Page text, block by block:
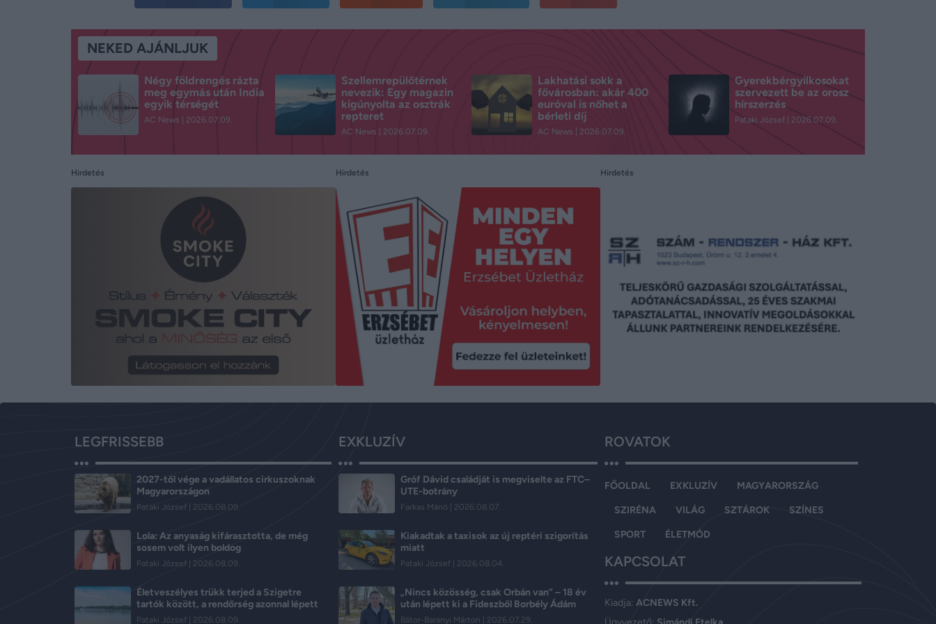
NEKED AJÁNLJUK
Négy földrengés rázta
meg egymás után India
egyik térségét
AC News 2026.07.09.
Szellemrepülőtérnek
nevezik: Egy magazin
kigúnyolta az osztrák
repteret
AC News 2026.07.09.
Lakhatási sokk a
fővárosban: akár 400
euróval is nőhet a
bérleti díj
AC News 2026.07.09.
Gyerekbérgyilkosokat
szervezett be az orosz
hírszerzés
Pataki József 2026.07.09.
Hirdetés Hirdetés Hirdetés
LEGFRISSEBB
2027-től vége a vadállatos cirkuszoknak
Magyarországon
Pataki József 2026.08.09.
Lola: Az anyaság kifárasztotta, de még
sosem volt ilyen boldog
Pataki József 2026.08.09.
Életveszélyes trükk terjed a Szigetre
tartók között, a rendőrség azonnal lépett
Pataki József 2026.08.09.
EXKLUZÍV
Gróf Dávid családját is megviselte az FTC–
UTE-botrány
Farkas Márió 2026.08.07.
Kiakadtak a taxisok az új reptéri szigorítás
miatt
Pataki József 2026.08.04.
„Nincs közösség, csak Orbán van” – 18 év
után lépett ki a Fideszből Borbély Ádám
Bátor-Baranyi Márton 2026.07.29.
ROVATOK
FŐOLDAL EXKLUZÍV MAGYARORSZÁG
SZIRÉNA VILÁG SZTÁROK SZÍNES
SPORT ÉLETMÓD
KAPCSOLAT
Kiadja:ACNEWS Kft.